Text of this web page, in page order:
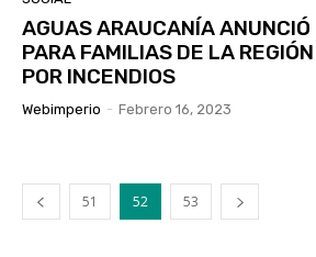
AGUAS ARAUCANÍA ANUNCIÓ
PARA FAMILIAS DE LA
POR INCENDIOS
Webimperio - Febrero 16, 2023
51 52 53